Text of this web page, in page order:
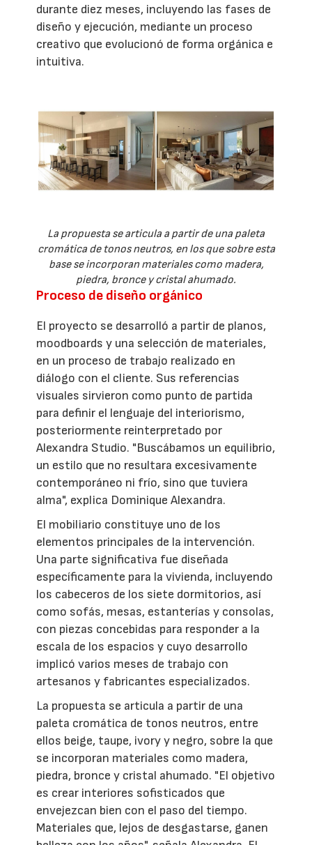
durante diez meses, incluyendo las fases de
diseño y ejecución, mediante un proceso
creativo que evolucionó de forma orgánica e
intuitiva.
La propuesta se articula a partir de una paleta
cromática de tonos neutros, en los que sobre esta
base se incorporan materiales como madera,
piedra, bronce y cristal ahumado.
Proceso de diseño orgánico
El proyecto se desarrolló a partir de planos,
moodboards y una selección de materiales,
en un proceso de trabajo realizado en
diálogo con el cliente. Sus referencias
visuales sirvieron como punto de partida
para definir el lenguaje del interiorismo,
posteriormente reinterpretado por
Alexandra Studio. "Buscábamos un equilibrio,
un estilo que no resultara excesivamente
contemporáneo ni frío, sino que tuviera
alma", explica Dominique Alexandra.
El mobiliario constituye uno de los
elementos principales de la intervención.
Una parte significativa fue diseñada
específicamente para la vivienda, incluyendo
los cabeceros de los siete dormitorios, así
como sofás, mesas, estanterías y consolas,
con piezas concebidas para responder a la
escala de los espacios y cuyo desarrollo
implicó varios meses de trabajo con
artesanos y fabricantes especializados.
La propuesta se articula a partir de una
paleta cromática de tonos neutros, entre
ellos beige, taupe, ivory y negro, sobre la que
se incorporan materiales como madera,
piedra, bronce y cristal ahumado. "El objetivo
es crear interiores sofisticados que
envejezcan bien con el paso del tiempo.
Materiales que, lejos de desgastarse, ganen